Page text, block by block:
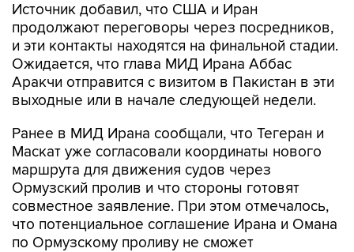
Источник добавил, что США и Иран
продолжают переговоры через посредников,
и эти контакты находятся на финальной стадии.
Ожидается, что глава МИД Ирана Аббас
Аракчи отправится с визитом в Пакистан в эти
выходные или в начале следующей недели.
Ранее в МИД Ирана сообщали, что Тегеран и
Маскат уже согласовали координаты нового
маршрута для движения судов через
Ормузский пролив и что стороны готовят
совместное заявление. При этом отмечалось,
что потенциальное соглашение Ирана и Омана
по Ормузскому проливу не сможет